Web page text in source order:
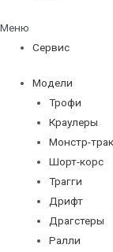
Меню
Сервис
Модели
Трофи
Краулеры
Монстр-
Шорт-корс
Трагги
Дрифт
Драгстеры
Ралли